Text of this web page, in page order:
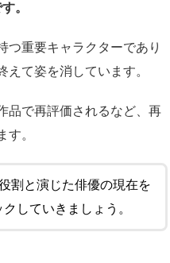
。
つ重要キャラクターであり
て姿を消しています。
品で再評価されるなど、再
す。
割と演じた俳優の現在を
していきましょう。